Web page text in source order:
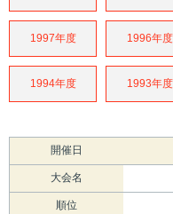
1997年度 1996年度
1994年度 1993年度
開催日
大会名
順位